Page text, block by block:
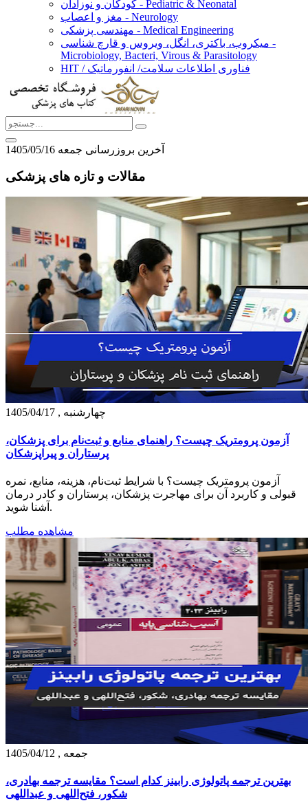
کودکان و نوزادان - Pediatric & Neonatal
مغز و اعصاب - Neurology
مهندسی پزشکی - Medical Engineering
میکروب، باکتری، انگل، ویروس و قارچ شناسی -
Microbiology, Bacteri, Virous & Parasitology
HIT / فناوری اطلاعات سلامت/ انفورماتیک
آخرین بروزرسانی جمعه 1405/05/16
مقالات و تازه های پزشکی
چهارشنبه , 1405/04/17
آزمون پرومتریک چیست؟ راهنمای منابع و ثبت‌نام برای پزشکان،
پرستاران و پیراپزشکان
آزمون پرومتریک چیست؟ با شرایط ثبت‌نام، هزینه، منابع، نمره
قبولی و کاربرد آن برای مهاجرت پزشکان، پرستاران و کادر درمان
آشنا شوید.
مشاهده مطلب
جمعه , 1405/04/12
بهترین ترجمه پاتولوژی رابینز کدام است؟ مقایسه ترجمه بهادری،
شکور، فتح‌اللهی و عبداللهی